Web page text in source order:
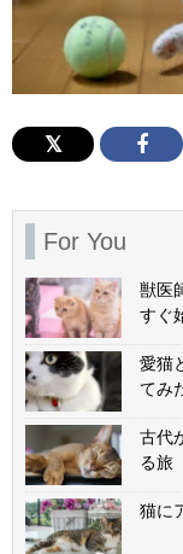
For You
獣医
すぐ
愛猫
てみ
古代
る旅
猫に